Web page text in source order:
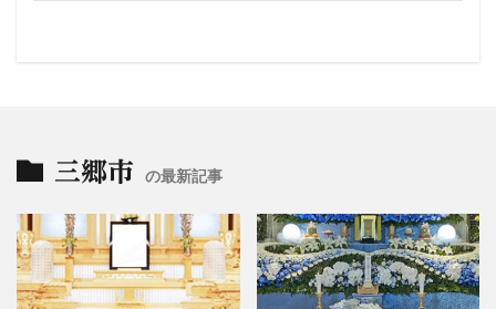
三郷市 の最新記事